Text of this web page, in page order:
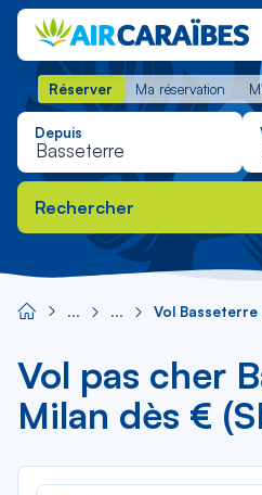
Réserver Ma réservation
Réserver Ma réservation
Depuis
Rechercher
Vol Basseterre
Vol pas cher
Milan dès €